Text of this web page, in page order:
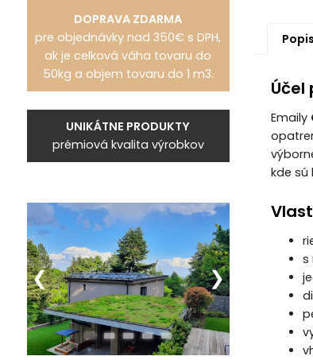
DOPRAVA ZDARMA
pre objednávky nad 350€ s DPH,
ak je celková váha tovaru do
50kg a objem tovaru do 1 m3.
UNIKÁTNE PRODUKTY
prémiová kvalita výrobkov
Popis
Účel
Emaily
kde sú
s